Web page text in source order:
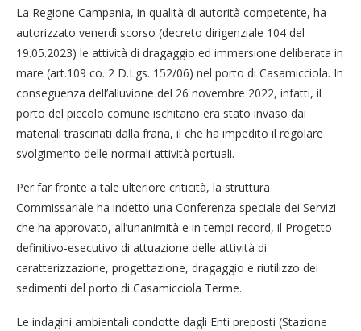
La Regione Campania, in qualità di autorità competente, ha
autorizzato venerdì scorso (decreto dirigenziale 104 del
19.05.2023) le attività di dragaggio ed immersione deliberata in
mare (art.109 co. 2 D.Lgs. 152/06) nel porto di Casamicciola. In
conseguenza dell’alluvione del 26 novembre 2022, infatti, il
porto del piccolo comune ischitano era stato invaso dai
materiali trascinati dalla frana, il che ha impedito il regolare
svolgimento delle normali attività portuali.
Per far fronte a tale ulteriore criticità, la struttura
Commissariale ha indetto una Conferenza speciale dei Servizi
che ha approvato, all’unanimità e in tempi record, il Progetto
definitivo-esecutivo di attuazione delle attività di
caratterizzazione, progettazione, dragaggio e riutilizzo dei
sedimenti del porto di Casamicciola Terme.
Le indagini ambientali condotte dagli Enti preposti (Stazione